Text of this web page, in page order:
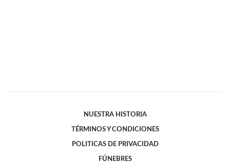
NUESTRA HISTORIA
TÉRMINOS Y CONDICIONES
POLITICAS DE PRIVACIDAD
FÚNEBRES